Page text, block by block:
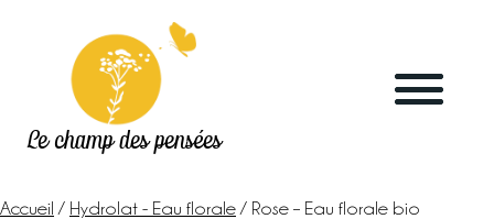
Le champ des pensées
Accueil / Hydrolat - Eau florale / Rose – Eau florale bio